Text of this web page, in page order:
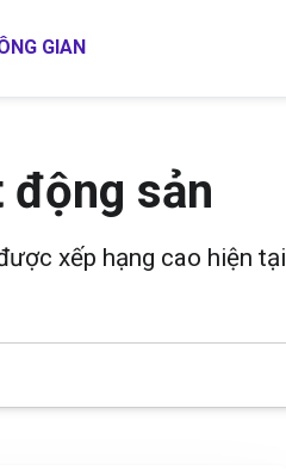
GIAN
động sản
xếp hạng cao hiện tại